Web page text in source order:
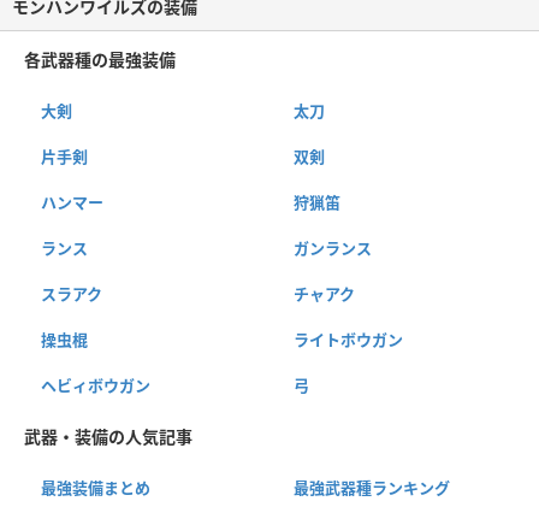
モンハンワイルズの装備
各武器種の最強装備
大剣 太刀
片手剣 双剣
ハンマー 狩猟笛
ランス ガンランス
スラアク チャアク
操虫棍 ライトボウガン
ヘビィボウガン 弓
武器・装備の人気記事
最強装備まとめ 最強武器種ランキング